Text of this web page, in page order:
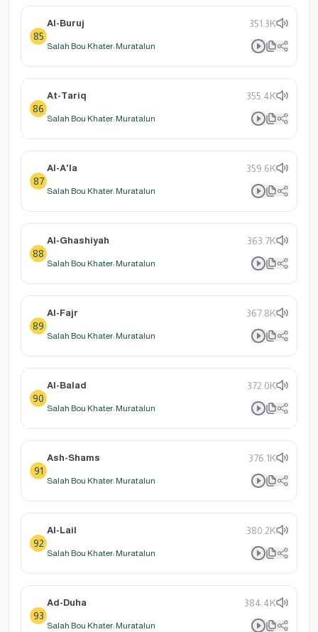
85
Al-Buruj 351.3K
Salah Bou Khater: Muratalun
86
At-Tariq 355.4K
Salah Bou Khater: Muratalun
87
Al-A'la 359.6K
Salah Bou Khater: Muratalun
88
Al-Ghashiyah 363.7K
Salah Bou Khater: Muratalun
89
Al-Fajr 367.8K
Salah Bou Khater: Muratalun
90
Al-Balad 372.0K
Salah Bou Khater: Muratalun
91
Ash-Shams 376.1K
Salah Bou Khater: Muratalun
92
Al-Lail 380.2K
Salah Bou Khater: Muratalun
93
Ad-Duha 384.4K
Salah Bou Khater: Muratalun